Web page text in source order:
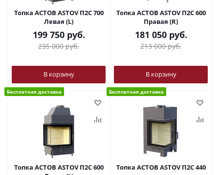
Топка АСТОВ ASTOV П2С 700
Левая (L)
199 750руб.
235 000руб.
В корзину
Топка АСТОВ ASTOV П2С 600
Правая (R)
181 050руб.
213 000руб.
В корзину
Бесплатная доставка
Топка АСТОВ ASTOV П2С 600
Бесплатная доставка
Топка АСТОВ ASTOV П2С 440